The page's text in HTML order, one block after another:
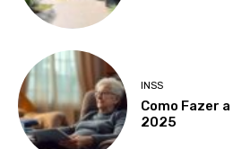
INSS
Como Fazer
2025